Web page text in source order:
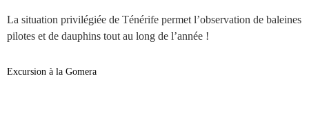
La situation privilégiée de Ténérife permet l’observation de baleines
pilotes et de dauphins tout au long de l’année !
Excursion à la Gomera